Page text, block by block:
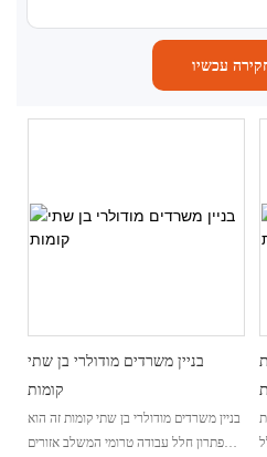
עכשיו
בניין משרדים מודולרי בן שתי
קומות
בניין משרדים מודולרי בן שתי קומות זה הוא
פתרון חלל עבודה טרומי המשלב אזורים